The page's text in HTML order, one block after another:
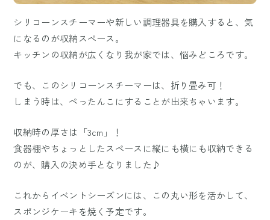
シリコーンスチーマーや新しい調理器具を購入すると、気
になるのが収納スペース。
キッチンの収納が広くなり我が家では、悩みどころです。
でも、このシリコーンスチーマーは、折り畳み可！
しまう時は、ぺったんこにすることが出来ちゃいます。
収納時の厚さは「3cm」！
食器棚やちょっとしたスペースに縦にも横にも収納できる
のが、購入の決め手となりました♪
これからイベントシーズンには、この丸い形を活かして、
スポンジケーキを焼く予定です。